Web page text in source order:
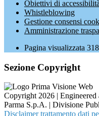
Obiettivi di accessibilità
Whistleblowing
Gestione consensi
Amministrazione
Pagina visualizzata 318
Sezione Copyright
Copyright 2026 |
Parma S.p.A. | Divisione
Disclaimer trattamento dati